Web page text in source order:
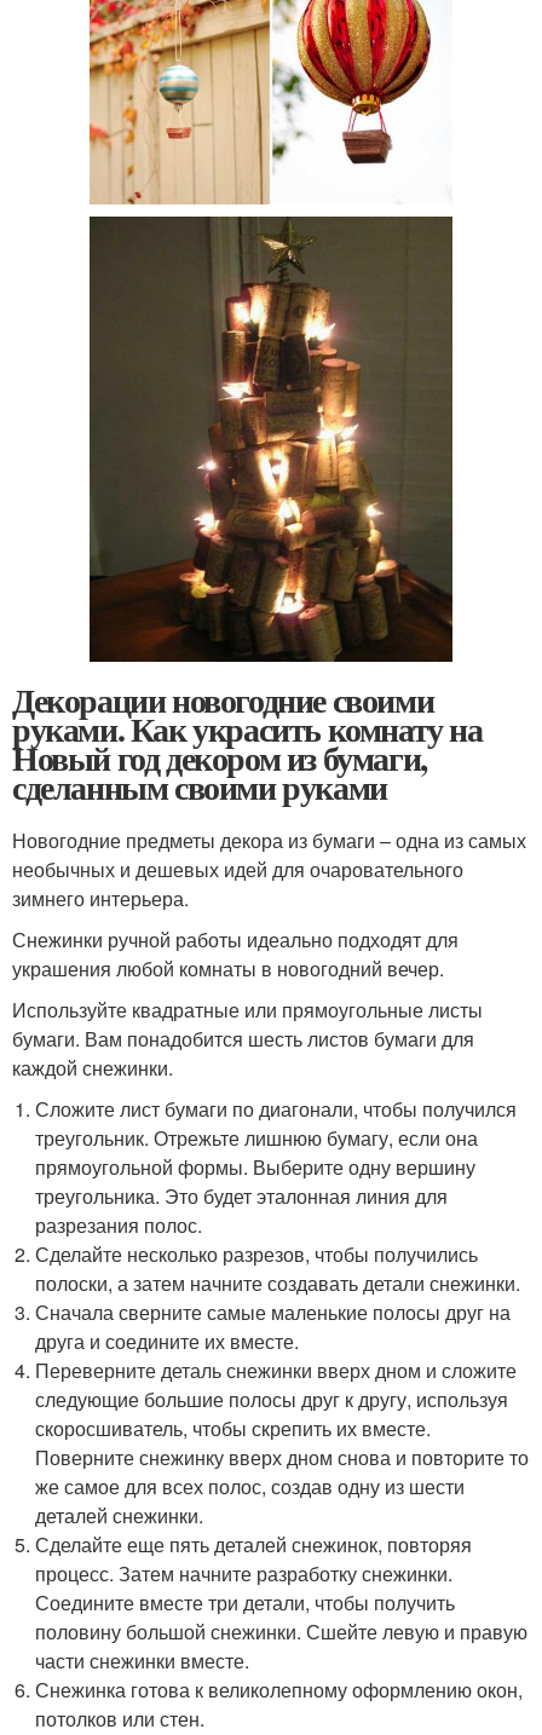
Декорации новогодние своими
руками. Как украсить комнату на
Новый год декором из бумаги,
сделанным своими руками
Новогодние предметы декора из бумаги – одна из самых
необычных и дешевых идей для очаровательного
зимнего интерьера.
Снежинки ручной работы идеально подходят для
украшения любой комнаты в новогодний вечер.
Используйте квадратные или прямоугольные листы
бумаги. Вам понадобится шесть листов бумаги для
каждой снежинки.
Сложите лист бумаги по диагонали, чтобы получился
треугольник. Отрежьте лишнюю бумагу, если она
прямоугольной формы. Выберите одну вершину
треугольника. Это будет эталонная линия для
разрезания полос.
Сделайте несколько разрезов, чтобы получились
полоски, а затем начните создавать детали снежинки.
Сначала сверните самые маленькие полосы друг на
друга и соедините их вместе.
Переверните деталь снежинки вверх дном и сложите
следующие большие полосы друг к другу, используя
скоросшиватель, чтобы скрепить их вместе.
Поверните снежинку вверх дном снова и повторите то
же самое для всех полос, создав одну из шести
деталей снежинки.
Сделайте еще пять деталей снежинок, повторяя
процесс. Затем начните разработку снежинки.
Соедините вместе три детали, чтобы получить
половину большой снежинки. Сшейте левую и правую
части снежинки вместе.
Снежинка готова к великолепному оформлению окон,
потолков или стен.